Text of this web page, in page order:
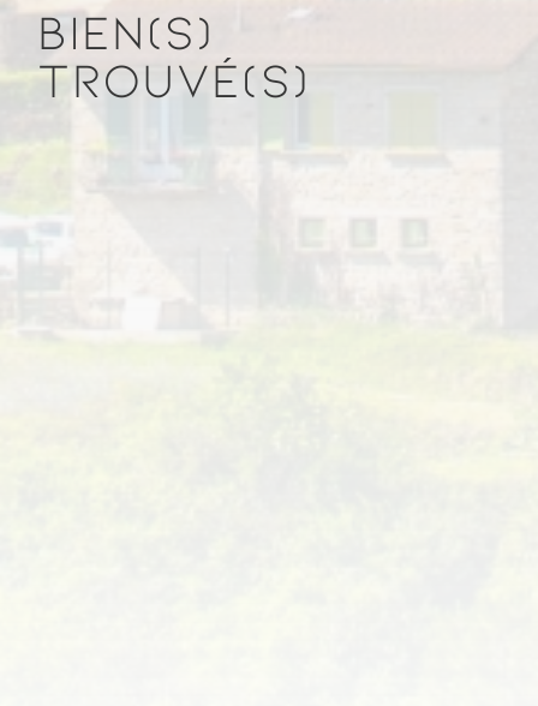
BIEN(S)
TROUVÉ(S)